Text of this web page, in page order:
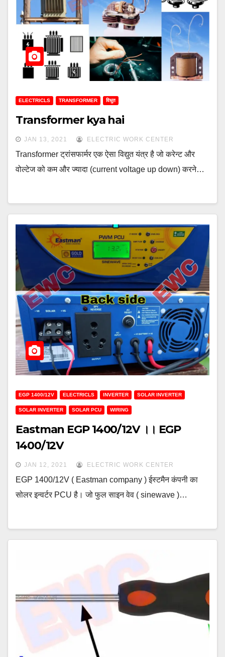
ELECTRICLS TRANSFORMER विधुत
Transformer kya hai
JAN 13, 2021 ELECTRIC WORK CENTER
Transformer ट्रांसफार्मर एक ऐसा विद्युत यंत्र है जो करेन्ट और
वोल्टेज को कम और ज्यादा (current voltage up down) करने…
EGP 1400/12V ELECTRICLS INVERTER SOLAR INVERTER
SOLAR INVERTER SOLAR PCU WIRING
Eastman EGP 1400/12V ।। EGP
1400/12V
JAN 12, 2021 ELECTRIC WORK CENTER
EGP 1400/12V ( Eastman company ) ईस्टमैन कंपनी का
सोलर इन्वर्टर PCU है। जो फुल साइन वेव ( sinewave )…